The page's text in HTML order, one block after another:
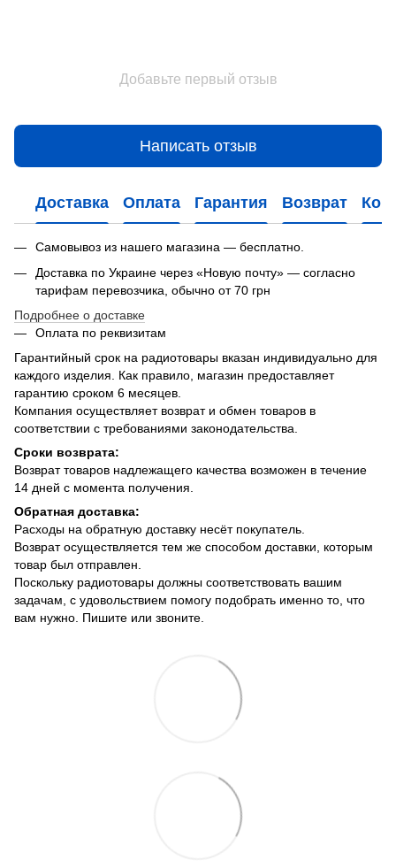
Добавьте первый отзыв
Написать отзыв
Доставка Оплата Гарантия Возврат
Самовывоз из нашего магазина — бесплатно.
Доставка по Украине через «Новую почту» — согласно
тарифам перевозчика, обычно от 70 грн
Подробнее о доставке
Оплата по реквизитам
Гарантийный срок на радиотовары вказан индивидуально для
каждого изделия. Как правило, магазин предоставляет
гарантию сроком 6 месяцев.
Компания осуществляет возврат и обмен товаров в
соответствии с требованиями законодательства.
Сроки возврата:
Возврат товаров надлежащего качества возможен в течение
14 дней с момента получения.
Обратная доставка:
Расходы на обратную доставку несёт покупатель.
Возврат осуществляется тем же способом доставки, которым
товар был отправлен.
Поскольку радиотовары должны соответствовать вашим
задачам, с удовольствием помогу подобрать именно то, что
вам нужно. Пишите или звоните.